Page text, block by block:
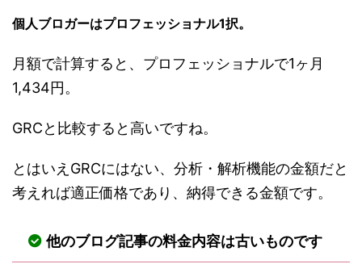
個人ブロガーはプロフェッショナル1択。
月額で計算すると、プロフェッショナルで1ヶ月
1,434円。
GRCと比較すると高いですね。
とはいえGRCにはない、分析・解析機能の金額だと
考えれば適正価格であり、納得できる金額です。
他のブログ記事の料金内容は古いものです